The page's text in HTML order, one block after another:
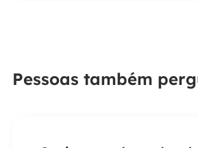
Pessoas também